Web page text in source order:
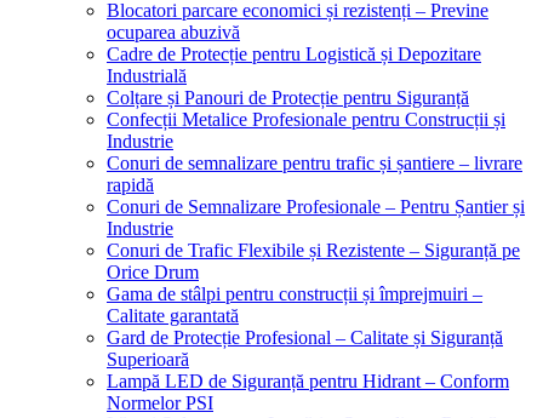
Blocatori parcare economici și rezistenți – Previne
ocuparea abuzivă
Cadre de Protecție pentru Logistică și Depozitare
Industrială
Colțare și Panouri de Protecție pentru Siguranță
Confecții Metalice Profesionale pentru Construcții și
Industrie
Conuri de semnalizare pentru trafic și șantiere – livrare
rapidă
Conuri de Semnalizare Profesionale – Pentru Șantier și
Industrie
Conuri de Trafic Flexibile și Rezistente – Siguranță pe
Orice Drum
Gama de stâlpi pentru construcții și împrejmuiri –
Calitate garantată
Gard de Protecție Profesional – Calitate și Siguranță
Superioară
Lampă LED de Siguranță pentru Hidrant – Conform
Normelor PSI